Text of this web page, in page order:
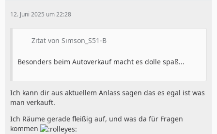
12. Juni 2025 um 22:28
Zitat von Simson_S51-B
Besonders beim Autoverkauf macht es dolle spaß...
Ich kann dir aus aktuellem Anlass sagen das es egal ist was
man verkauft.
Ich Räume gerade fleißig auf, und was da für Fragen
kommen